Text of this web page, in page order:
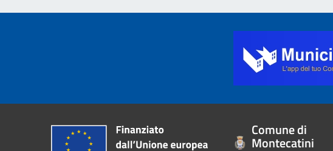
Comune di
Montecatini